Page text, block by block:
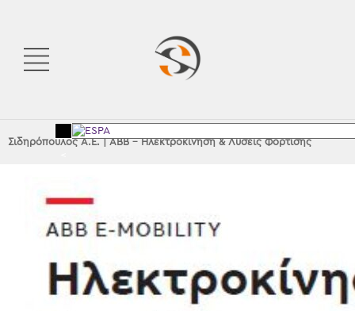
Σιδηρόπουλος Α.Ε.|ABB – Ηλεκτροκίνηση & Λύσεις Φόρτισης